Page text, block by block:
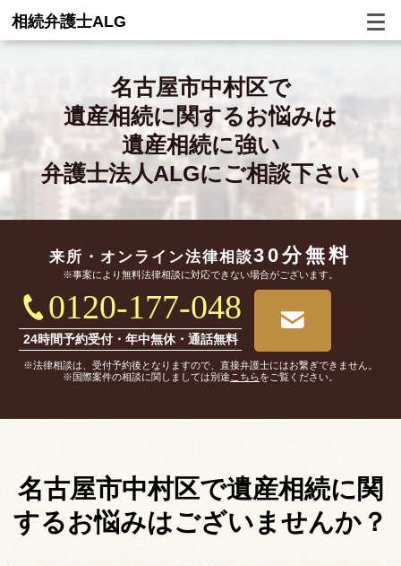
相続弁護士ALG
名古屋市中村区で
遺産相続に関するお悩みは
遺産相続に強い
弁護士法人ALGにご相談下さい
来所・オンライン法律相談30分無料
※事案により無料法律相談に対応できない場合がございます。
0120-177-048
24時間予約受付・年中無休・通話無料
※法律相談は、受付予約後となりますので、直接弁護士にはお繋ぎできません。
※国際案件の相談に関しましては別途 こちらをご覧ください。
名古屋市中村区で遺産相続に関
するお悩みはございませんか？